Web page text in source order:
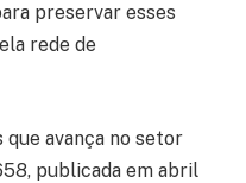
preservar esses
rede de
que avança no setor
publicada em abril